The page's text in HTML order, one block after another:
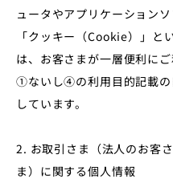
ュータやアプリケーション
「クッキー（Cookie）」と
は、お客さまが⼀層便利に
①ないし④の利用目的記載の
しています。
2. お取引さま（法⼈のお客
ま）に関する個⼈情報